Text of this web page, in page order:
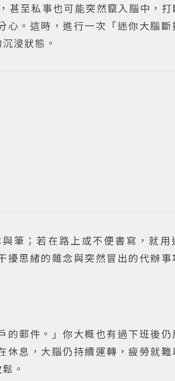
甚至私事也可能突然竄入腦中，
心。這時，進行一次「迷你大腦
浸狀態。
筆；若在路上或不便書寫，就用
擾思緒的雜念與突然冒出的代辦
的郵件。」你大概也有過下班後
休息，大腦仍持續運轉，疲勞就
。